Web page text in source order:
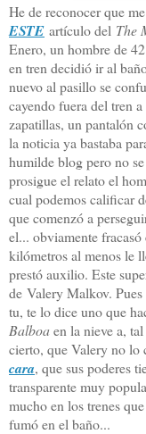
He de reconocer que
ESTE artículo del The
Enero, un hombre de
en tren decidió ir al
nuevo al pasillo se
cayendo fuera del tren
zapatillas, un pantalón
la noticia ya bastaba
humilde blog pero no
prosigue el relato el
cual podemos calificar
que comenzó a
el... obviamente fracasó
kilómetros al menos le
prestó auxilio. Este
de Valery Malkov.
tu, te lo dice uno que
Balboaen la nieve a,
cierto, que Valery no lo
cara, que sus poderes
transparente muy
mucho en los trenes
fumó en el baño...